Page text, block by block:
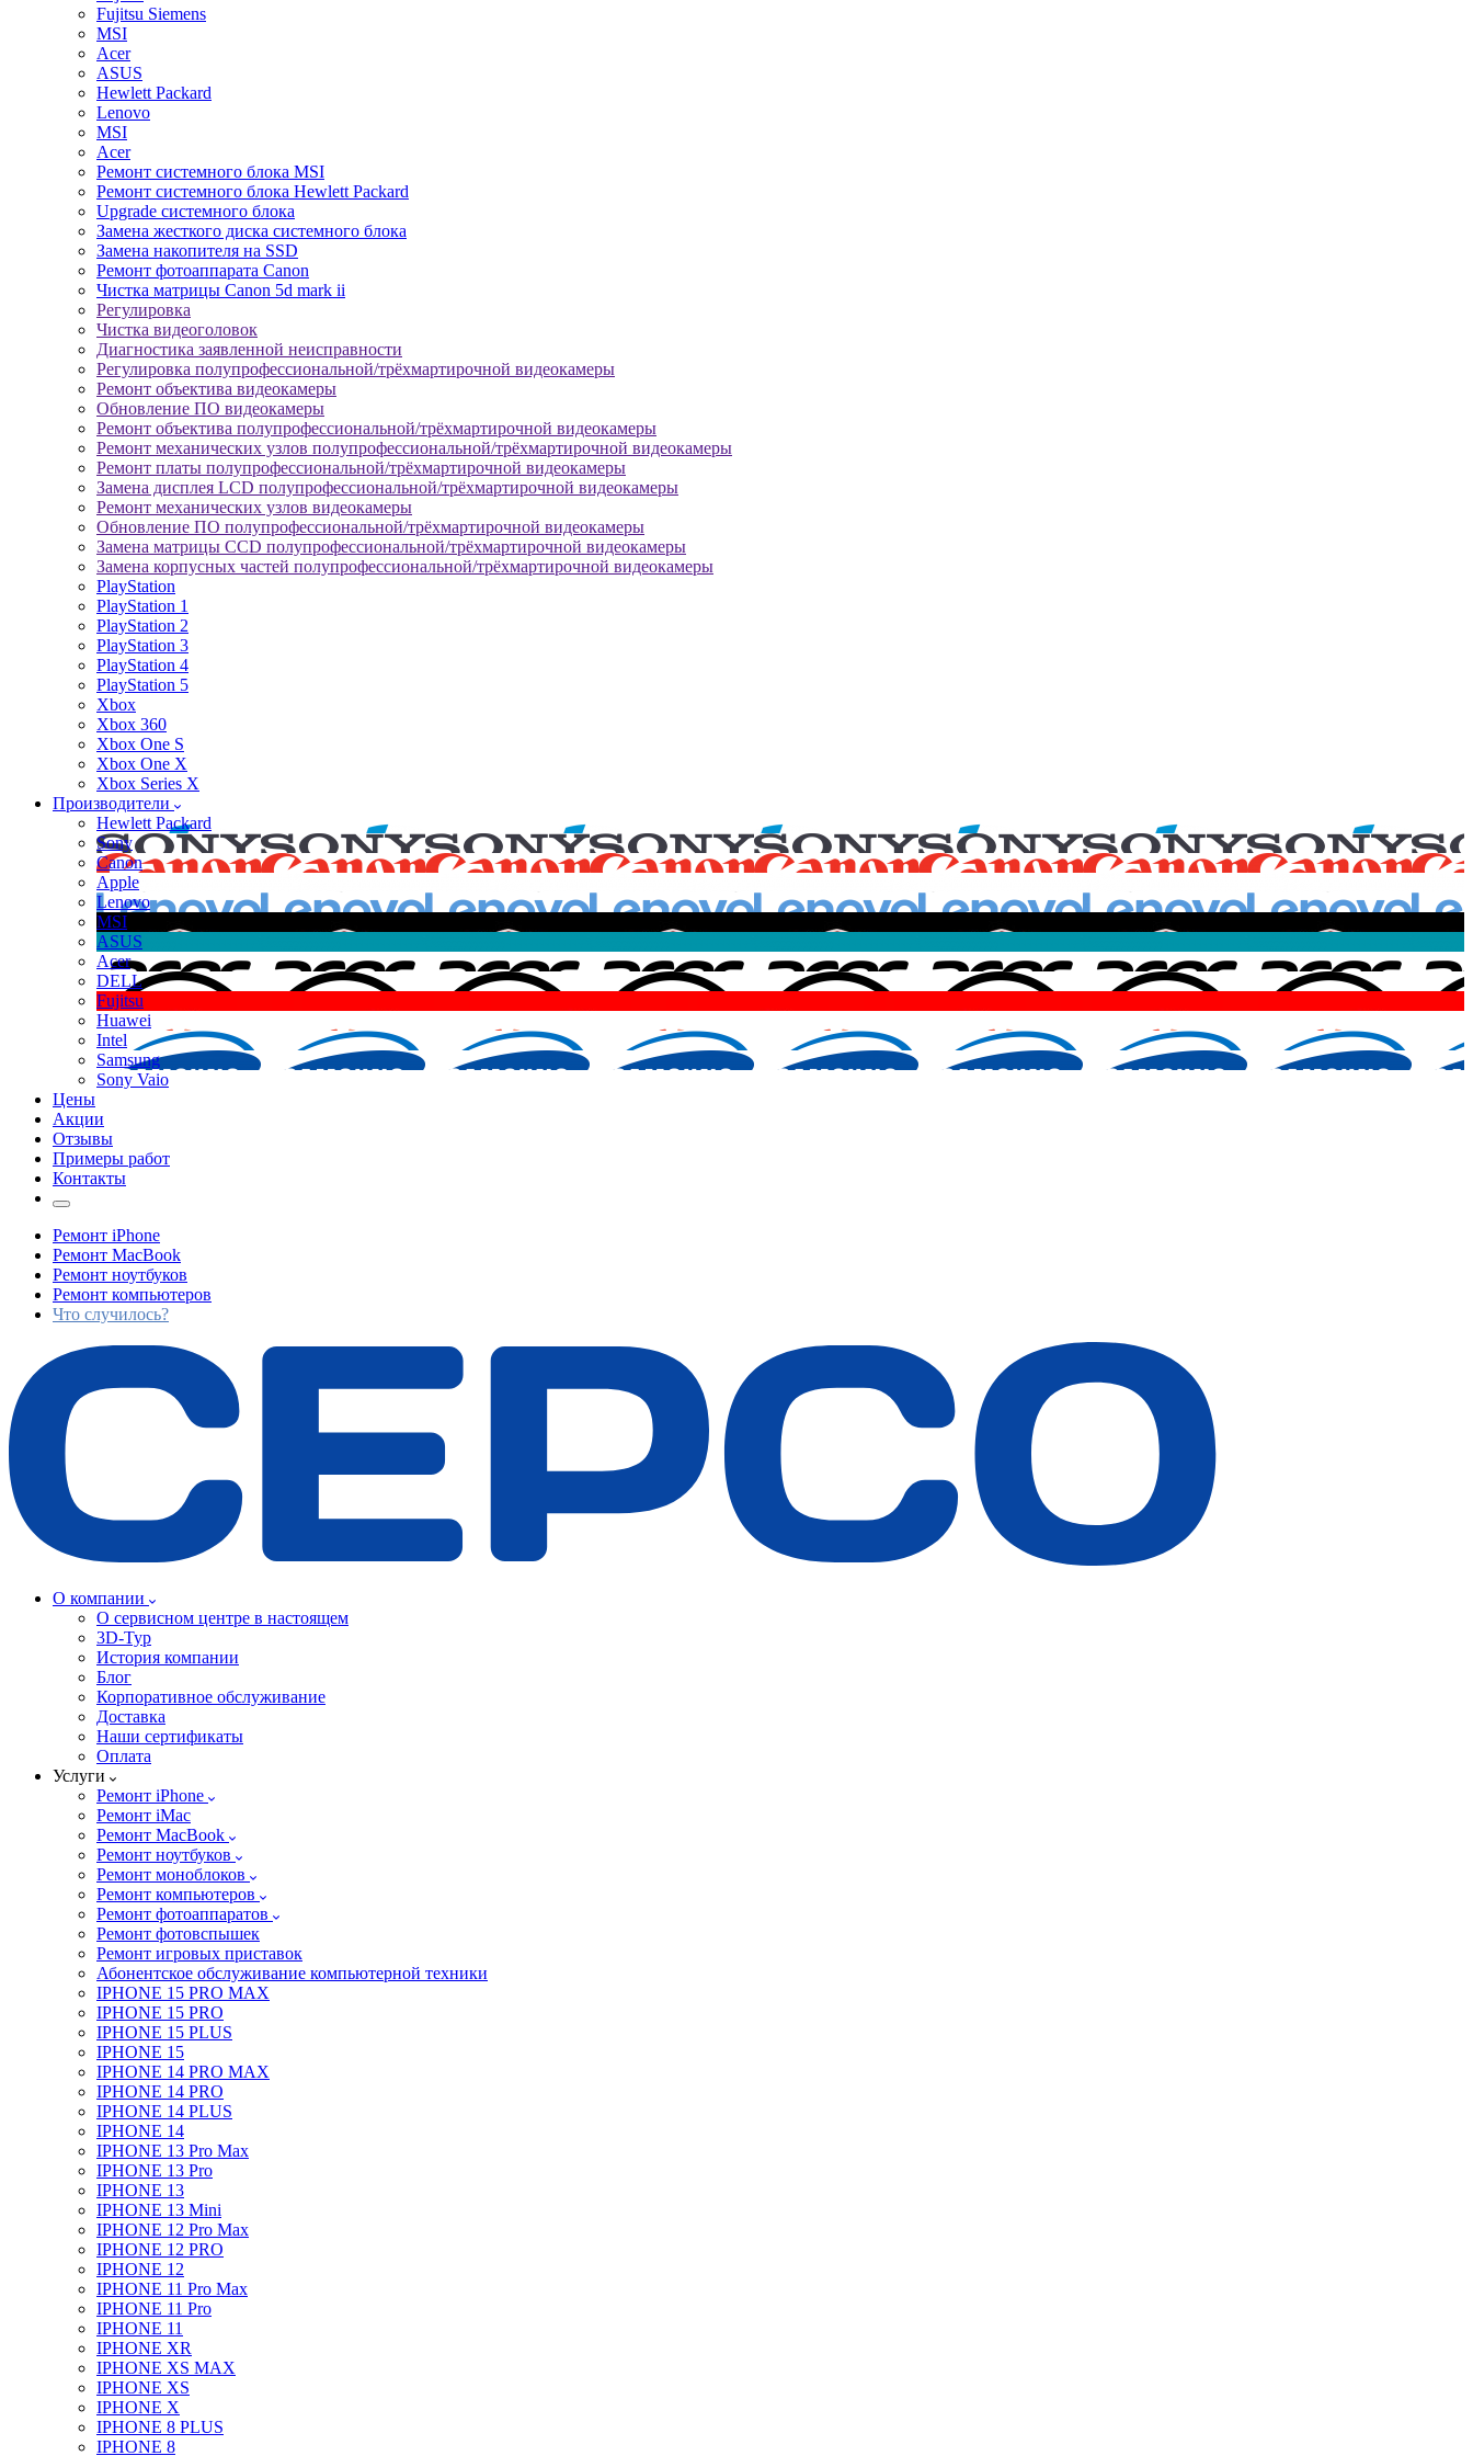
Fujitsu Siemens
MSI
Acer
ASUS
Hewlett Packard
Lenovo
MSI
Acer
Ремонт системного блока MSI
Ремонт системного блока Hewlett Packard
Upgrade системного блока
Замена жесткого диска системного блока
Замена накопителя на SSD
Ремонт фотоаппарата Canon
Чистка матрицы Canon 5d mark ii
Регулировка
Чистка видеоголовок
Диагностика заявленной неисправности
Регулировка полупрофессиональной/трёхмартирочной видеокамеры
Ремонт объектива видеокамеры
Обновление ПО видеокамеры
Ремонт объектива полупрофессиональной/трёхмартирочной видеокамеры
Ремонт механических узлов полупрофессиональной/трёхмартирочной видеокамеры
Ремонт платы полупрофессиональной/трёхмартирочной видеокамеры
Замена дисплея LCD полупрофессиональной/трёхмартирочной видеокамеры
Ремонт механических узлов видеокамеры
Обновление ПО полупрофессиональной/трёхмартирочной видеокамеры
Замена матрицы CCD полупрофессиональной/трёхмартирочной видеокамеры
Замена корпусных частей полупрофессиональной/трёхмартирочной видеокамеры
PlayStation
PlayStation 1
PlayStation 2
PlayStation 3
PlayStation 4
PlayStation 5
Xbox
Xbox 360
Xbox One S
Xbox One X
Xbox Series X
Производители
Hewlett Packard
Sony
Canon
Apple
Lenovo
MSI
ASUS
Acer
DELL
Fujitsu
Huawei
Intel
Samsung
Sony Vaio
Цены
Акции
Отзывы
Примеры работ
Контакты
Ремонт iPhone
Ремонт MacBook
Ремонт ноутбуков
Ремонт компьютеров
Что случилось?
О компании
О сервисном центре в настоящем
3D-Тур
История компании
Блог
Корпоративное обслуживание
Доставка
Наши сертификаты
Оплата
Услуги
Ремонт iPhone
Ремонт iMac
Ремонт MacBook
Ремонт ноутбуков
Ремонт моноблоков
Ремонт компьютеров
Ремонт фотоаппаратов
Ремонт фотовспышек
Ремонт игровых приставок
Абонентское обслуживание компьютерной техники
IPHONE 15 PRO MAX
IPHONE 15 PRO
IPHONE 15 PLUS
IPHONE 15
IPHONE 14 PRO MAX
IPHONE 14 PRO
IPHONE 14 PLUS
IPHONE 14
IPHONE 13 Pro Max
IPHONE 13 Pro
IPHONE 13
IPHONE 13 Mini
IPHONE 12 Pro Max
IPHONE 12 PRO
IPHONE 12
IPHONE 11 Pro Max
IPHONE 11 Pro
IPHONE 11
IPHONE XR
IPHONE XS MAX
IPHONE XS
IPHONE X
IPHONE 8 PLUS
IPHONE 8